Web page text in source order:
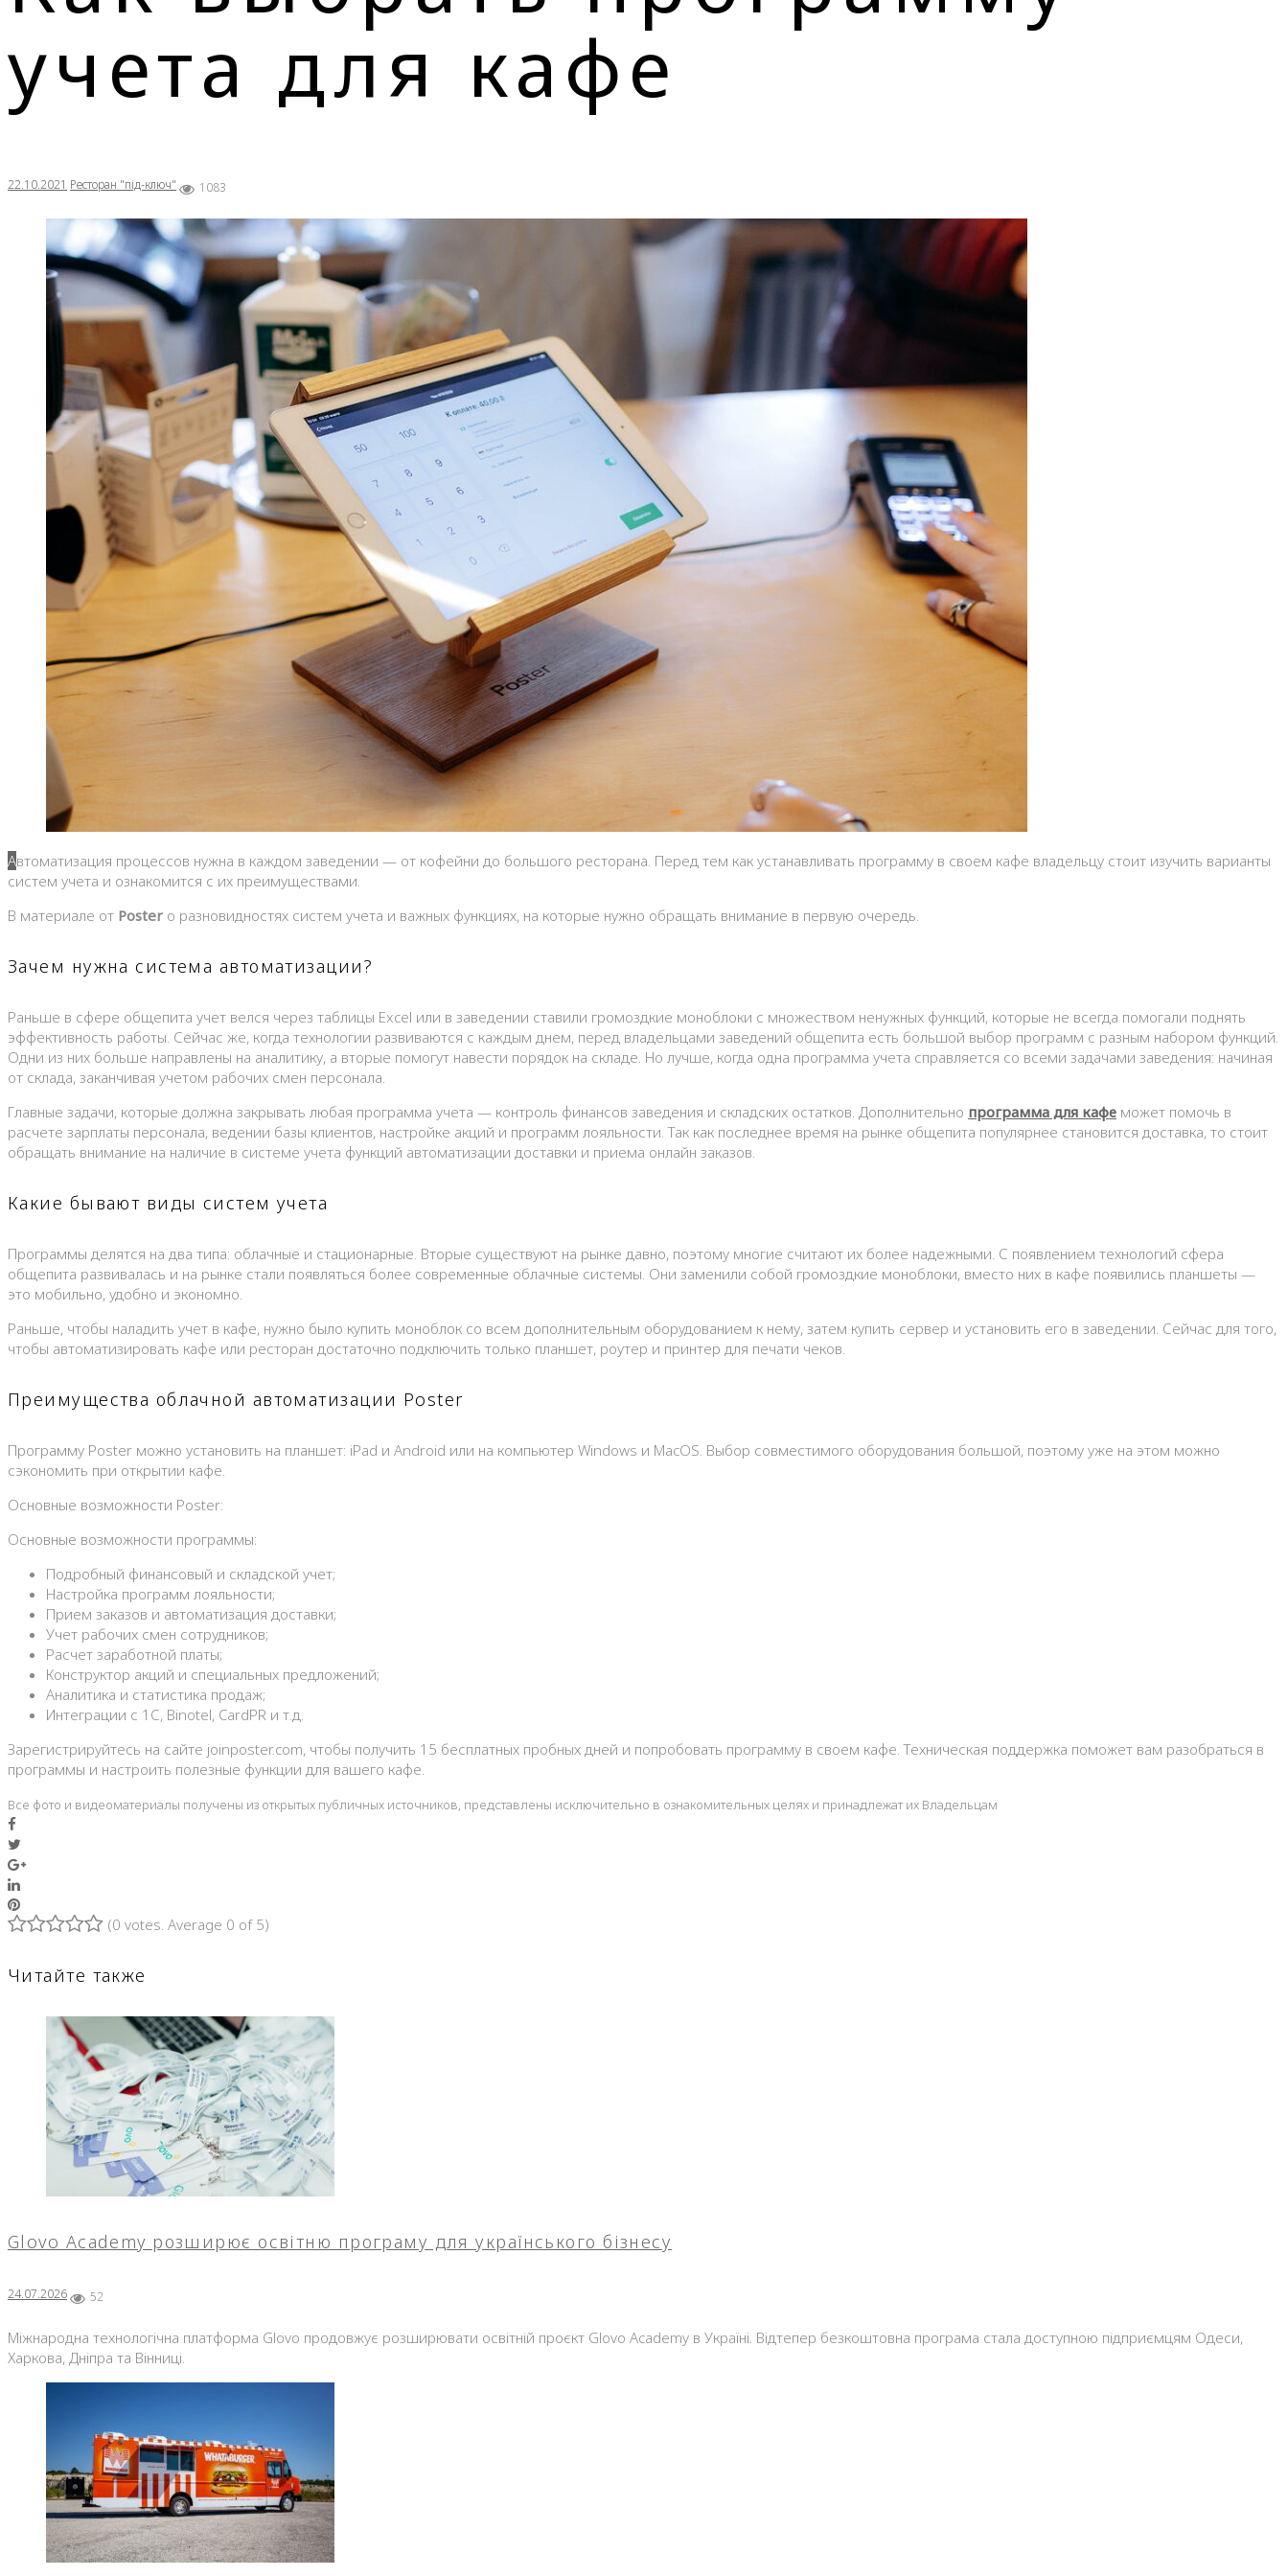
учета для кафе
22.10.2021 Ресторан "під-ключ" 1083
Автоматизация процессов нужна в каждом заведении — от кофейни до большого ресторана. Перед тем как устанавливать программу в своем кафе владельцу стоит изучить варианты
систем учета и ознакомится с их преимуществами.
В материале от Poster о разновидностях систем учета и важных функциях, на которые нужно обращать внимание в первую очередь.
Зачем нужна система автоматизации?
Раньше в сфере общепита учет велся через таблицы Excel или в заведении ставили громоздкие моноблоки с множеством ненужных функций, которые не всегда помогали поднять
эффективность работы. Сейчас же, когда технологии развиваются с каждым днем, перед владельцами заведений общепита есть большой выбор программ с разным набором функций.
Одни из них больше направлены на аналитику, а вторые помогут навести порядок на складе. Но лучше, когда одна программа учета справляется со всеми задачами заведения: начиная
от склада, заканчивая учетом рабочих смен персонала.
Главные задачи, которые должна закрывать любая программа учета — контроль финансов заведения и складских остатков. Дополнительно программа для кафе может помочь в
расчете зарплаты персонала, ведении базы клиентов, настройке акций и программ лояльности. Так как последнее время на рынке общепита популярнее становится доставка, то стоит
обращать внимание на наличие в системе учета функций автоматизации доставки и приема онлайн заказов.
Какие бывают виды систем учета
Программы делятся на два типа: облачные и стационарные. Вторые существуют на рынке давно, поэтому многие считают их более надежными. С появлением технологий сфера
общепита развивалась и на рынке стали появляться более современные облачные системы. Они заменили собой громоздкие моноблоки, вместо них в кафе появились планшеты —
это мобильно, удобно и экономно.
Раньше, чтобы наладить учет в кафе, нужно было купить моноблок со всем дополнительным оборудованием к нему, затем купить сервер и установить его в заведении. Сейчас для того,
чтобы автоматизировать кафе или ресторан достаточно подключить только планшет, роутер и принтер для печати чеков.
Преимущества облачной автоматизации Poster
Программу Poster можно установить на планшет: iPad и Android или на компьютер Windows и MacOS. Выбор совместимого оборудования большой, поэтому уже на этом можно
сэкономить при открытии кафе.
Основные возможности Poster:
Основные возможности программы:
Подробный финансовый и складской учет;
Настройка программ лояльности;
Прием заказов и автоматизация доставки;
Учет рабочих смен сотрудников;
Расчет заработной платы;
Конструктор акций и специальных предложений;
Аналитика и статистика продаж;
Интеграции с 1С, Binotel, CardPR и т.д.
Зарегистрируйтесь на сайте joinposter.com, чтобы получить 15 бесплатных пробных дней и попробовать программу в своем кафе. Техническая поддержка поможет вам разобраться в
программы и настроить полезные функции для вашего кафе.
Все фото и видеоматериалы получены из открытых публичных источников, представлены исключительно в ознакомительных целях и принадлежат их Владельцам
Google+
LinkedIn
Pinterest
(0 votes. Average 0 of 5)
Читайте также
Glovo Academy розширює освітню програму для українського бізнесу
24.07.2026 52
Міжнародна технологічна платформа Glovo продовжує розширювати освітній проєкт Glovo Academy в Україні. Відтепер безкоштовна програма стала доступною підприємцям Одеси,
Харкова, Дніпра та Вінниці.